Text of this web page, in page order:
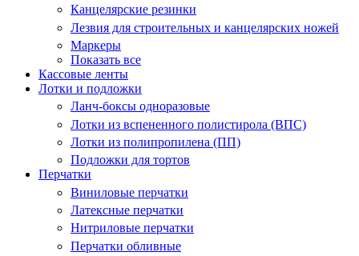
Канцелярские резинки
Лезвия для строительных и канцелярских ножей
Маркеры
Показать все
Кассовые ленты
Лотки и подложки
Ланч-боксы одноразовые
Лотки из вспененного полистирола (ВПС)
Лотки из полипропилена (ПП)
Подложки для тортов
Перчатки
Виниловые перчатки
Латексные перчатки
Нитриловые перчатки
Перчатки обливные